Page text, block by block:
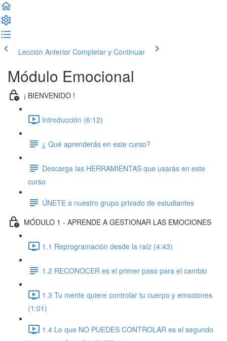
Lección Anterior Completar y Continuar
Módulo Emocional
¡ BIENVENIDO !
Introducción (6:12)
¿ Qué aprenderás en este curso?
Descarga las HERRAMIENTAS que usarás en este
curso
ÚNETE a nuestro grupo privado de estudiantes
MÓDULO 1 - APRENDE A GESTIONAR LAS EMOCIONES
1.1 Reprogramación desde la raíz (4:43)
1.2 RECONOCER es el primer paso para el cambio
1.3 Tu mente quiere controlar tu cuerpo y emociones
(1:01)
1.4 Lo que NO PUEDES CONTROLAR es el segundo